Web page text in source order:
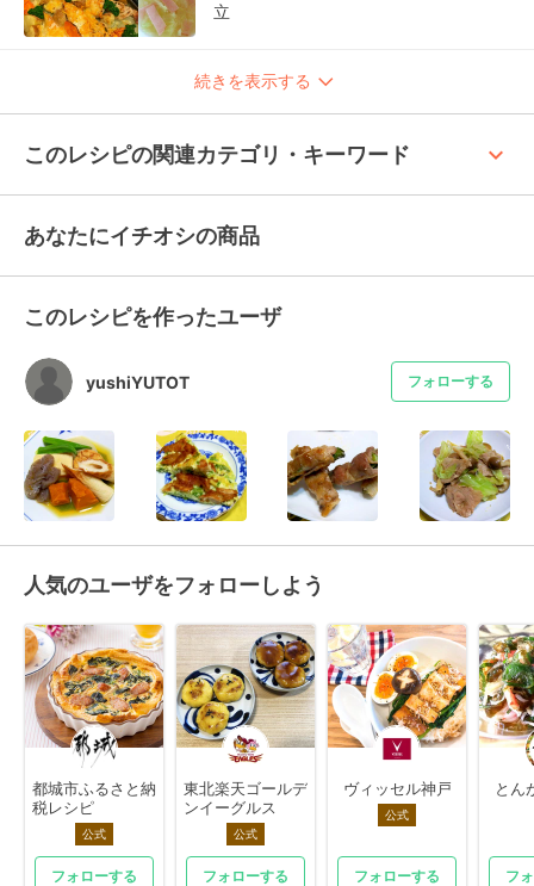
立
続きを表示する
このレシピの関連カテゴリ・キーワード keyboard_arrow_up
あなたにイチオシの商品
このレシピを作ったユーザ
yushiYUTOT フォローする
人気のユーザをフォローしよう
都城市ふるさと納
税レシピ
公式
フォローする
東北楽天ゴールデ
ンイーグルス
公式
フォローする
ヴィッセル神戸
公式
フォローする
とん
フ